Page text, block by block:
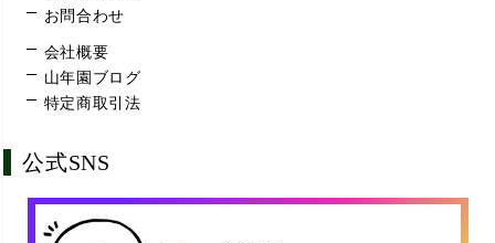
お問合わせ
会社概要
山年園ブログ
特定商取引法
公式SNS